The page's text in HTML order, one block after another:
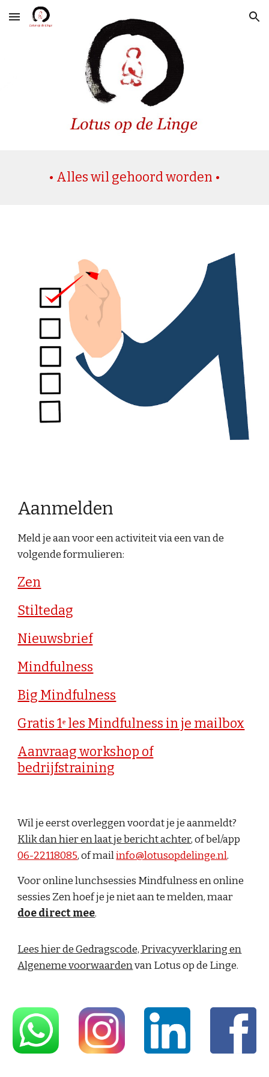
Skip to main content Skip to navigation
• Alles wil gehoord worden •
Aanmelden
Meld je aan voor een activiteit via een van de
volgende formulieren:
Zen
Stiltedag
Nieuwsbrief
Mindfulness
Big Mindfulness
Gratis 1ᵉ les Mindfulness in je mailbox
Aanvraag workshop of
bedrijfstraining
Wil je eerst overleggen voordat je je aanmeldt?
Klik dan hier en laat je bericht achter, of bel/app
06-22118085, of mailinfo@lotusopdelinge.nl.
Voor online lunchsessies Mindfulness en online
sessies Zen hoef je je niet aan te melden, maar
doe direct mee.
Lees hier de Gedragscode, Privacyverklaring en
Algeneme voorwaardenvan Lotus op de Linge.